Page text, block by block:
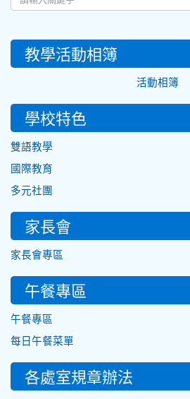
教學活動相簿
活動相簿
學校特色
雙語教學
國際教育
多元社團
家長會
家長會專區
午餐專區
午餐專區
每日午餐菜單
各處室規章辦法